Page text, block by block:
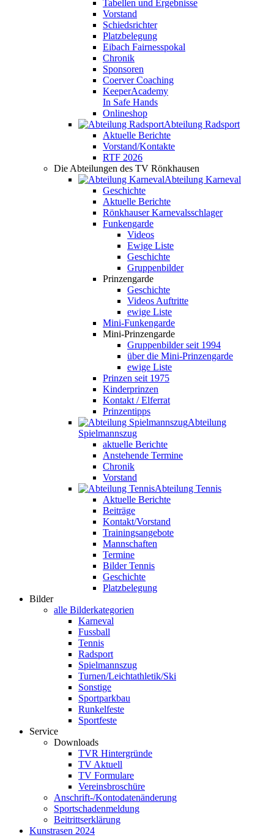
Tabellen und Ergebnisse
Vorstand
Schiedsrichter
Platzbelegung
Eibach Fairnesspokal
Chronik
Sponsoren
Coerver Coaching
KeeperAcademy
In Safe Hands
Onlineshop
Abteilung Radsport
Aktuelle Berichte
Vorstand/Kontakte
RTF 2026
Die Abteilungen des TV Rönkhausen
Abteilung Karneval
Geschichte
Aktuelle Berichte
Rönkhauser Karnevalsschlager
Funkengarde
Videos
Ewige Liste
Geschichte
Gruppenbilder
Prinzengarde
Geschichte
Videos Auftritte
ewige Liste
Mini-Funkengarde
Mini-Prinzengarde
Gruppenbilder seit 1994
über die Mini-Prinzengarde
ewige Liste
Prinzen seit 1975
Kinderprinzen
Kontakt / Elferrat
Prinzentipps
Abteilung
Spielmannszug
aktuelle Berichte
Anstehende Termine
Chronik
Vorstand
Abteilung Tennis
Aktuelle Berichte
Beiträge
Kontakt/Vorstand
Trainingsangebote
Mannschaften
Termine
Bilder Tennis
Geschichte
Platzbelegung
Bilder
alle Bilderkategorien
Karneval
Fussball
Tennis
Radsport
Spielmannszug
Turnen/Leichtathletik/Ski
Sonstige
Sportparkbau
Runkelfeste
Sportfeste
Service
Downloads
TVR Hintergründe
TV Aktuell
TV Formulare
Vereinsbroschüre
Anschrift-/Kontodatenänderung
Sportschadenmeldung
Beitrittserklärung
Kunstrasen 2024